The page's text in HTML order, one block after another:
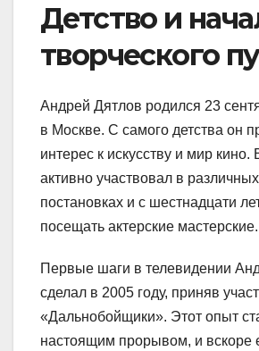
Детство и
творческого
Андрей Дятлов родился 23
в Москве. С самого детства он
интерес к искусству и мир
активно участвовал в
постановках и с шестнадцати
посещать актерские мастерские.
Первые шаги в телевидении
сделал в 2005 году, приняв
«Дальнобойщики». Этот опыт
настоящим прорывом, и вскоре